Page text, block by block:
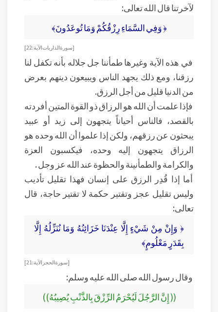
لآخرتنا قال الله تعالى:
﴿ وَفِي السَّمَاءِ رِزْقُكُمْ وَمَا تُوعَدُونَ﴾
[ سورة الذاريات الآية: 22]
في هذه الآية وغيرها طمأننا جل جلاله بأنه تكفل لنا
رزقنا، ومع ذلك يجهد الناس ويبيعون دينهم بعرض
من الدنيا قليل من أجل الرزق.
فإذا علمت أن الله هو الرزاق ذو القوة المتين أفردته
بالقصد، فالناس أحياناً يتجهون إلى زيد أو عبيد
يبحثون عن رزقهم، ولكن إذا علموا أن الله وحده هو
الرزاق يتجهون إليه وحده، فيكسبون العزة
والكرامة والطمأنينة والحظوة عند الله عز وجل .
أما إذا قُدِر الرزق على إنسان فهذا تقليل تأديب
وليس تقليل عجز وتقتير حكمة لا تقتير حاجة، قال
تعالى:
﴿ وَإِنْ مِنْ شَيْءٍ إِلَّا عِنْدَنَا خَزَائِنُهُ وَمَا نُنَزِّلُهُ إِلَّا
بِقَدَرٍ مَعْلُومٍ﴾
[ سورة الحجر الآية: 21]
وقال رسول الله صلى الله عليه وسلم:
(( إِنَّ الرَّجُلَ لَيُحْرَمُ الرِّزْقَ بِالذَّنْبِ يُصِيبُهُ))